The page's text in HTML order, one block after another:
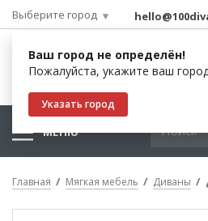
Выберите город
Ваш город не определён!
Пожалуйста, укажите ваш
Указать город
МЕНЮ
Главная Мягкая мебель Диваны